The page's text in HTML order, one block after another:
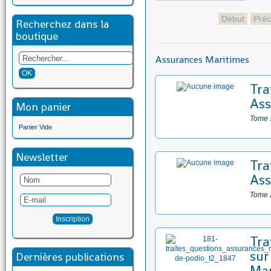
Recherchez dans la
boutique
Mon panier
Panier Vide
Newsletter
Dernières publications
Début
Assurances Maritimes
Tome
Tome